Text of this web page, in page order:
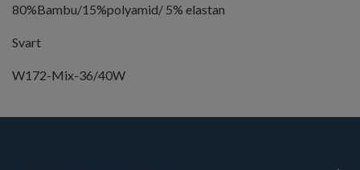
80%Bambu/15%polyamid/ 5% elastan
Svart
W172-Mix-36/40W